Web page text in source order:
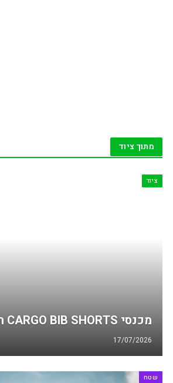
מתוך ציוד
ציוד
מכנסי CARGO BIB SHORTS הטובים ביותר
17/07/2026
שטח